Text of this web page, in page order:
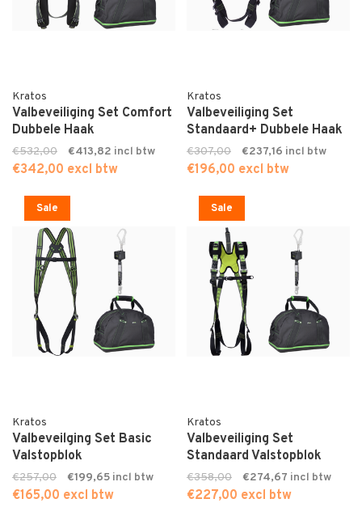
Kratos
Valbeveiliging Set Comfort
Dubbele Haak
€532,00 €413,82
€342,00 excl btw
Kratos
Valbeveiliging Set
Standaard+ Dubbele Haak
€307,00 €237,16
€196,00 excl btw
Sale
Kratos
Valbeveilging Set Basic
Valstopblok
€257,00 €199,65
€165,00 excl btw
Sale
Kratos
Valbeveiliging Set
Standaard Valstopblok
€358,00 €274,67
€227,00 excl btw